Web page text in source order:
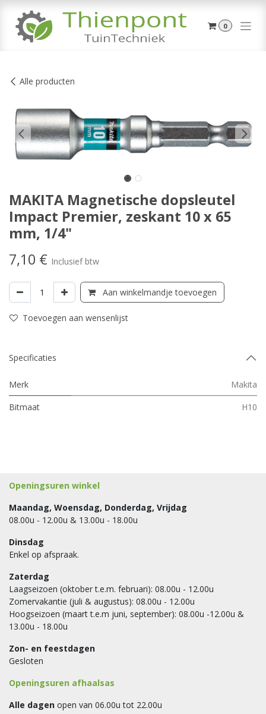
0
Alle producten
MAKITA Magnetische dopsleutel
Impact Premier, zeskant 10 x 65
mm, 1/4"
7,10 € Inclusief btw
Aan winkelmandje toevoegen
Toevoegen aan wensenlijst
Specificaties
Merk
Makita
Bitmaat
H10
Openingsuren winkel
Maandag, Woensdag, Donderdag, Vrijdag
08.00u - 12.00u & 13.00u - 18.00u
Dinsdag
Enkel op afspraak.
Zaterdag
Laagseizoen (oktober t.e.m. februari): 08.00u - 12.00u
Zomervakantie (juli & augustus): 08.00u - 12.00u
Hoogseizoen (maart t.e.m juni, september): 08.00u -12.00u &
13.00u - 18.00u
Zon- en feestdagen
Gesloten
Openingsuren afhaalsas
Alle dagen open van 06.00u tot 22.00u